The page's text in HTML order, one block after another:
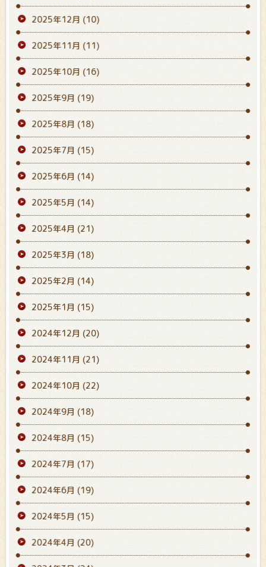
2025年12月 (10)
2025年11月 (11)
2025年10月 (16)
2025年9月 (19)
2025年8月 (18)
2025年7月 (15)
2025年6月 (14)
2025年5月 (14)
2025年4月 (21)
2025年3月 (18)
2025年2月 (14)
2025年1月 (15)
2024年12月 (20)
2024年11月 (21)
2024年10月 (22)
2024年9月 (18)
2024年8月 (15)
2024年7月 (17)
2024年6月 (19)
2024年5月 (15)
2024年4月 (20)